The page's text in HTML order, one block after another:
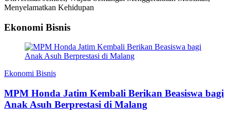
Menyelamatkan Kehidupan
Ekonomi Bisnis
Ekonomi Bisnis
MPM Honda Jatim Kembali Berikan Beasiswa bagi
Anak Asuh Berprestasi di Malang